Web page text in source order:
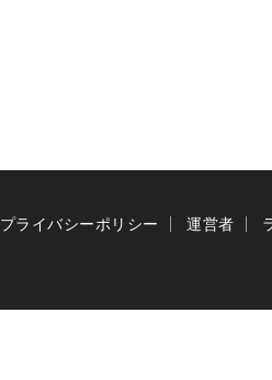
プライバシーポリシー 運営者